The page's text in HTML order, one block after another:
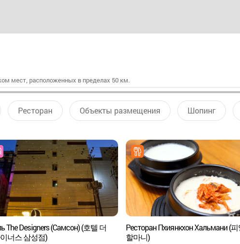
мест, расположенных в пределах 50 км.
Ресторан Объекты размещения Шопинг
The Designers (Самсон) (호텔 더
너스 삼성점)
Ресторан Пхиянкхон Хальмани (
할마니)